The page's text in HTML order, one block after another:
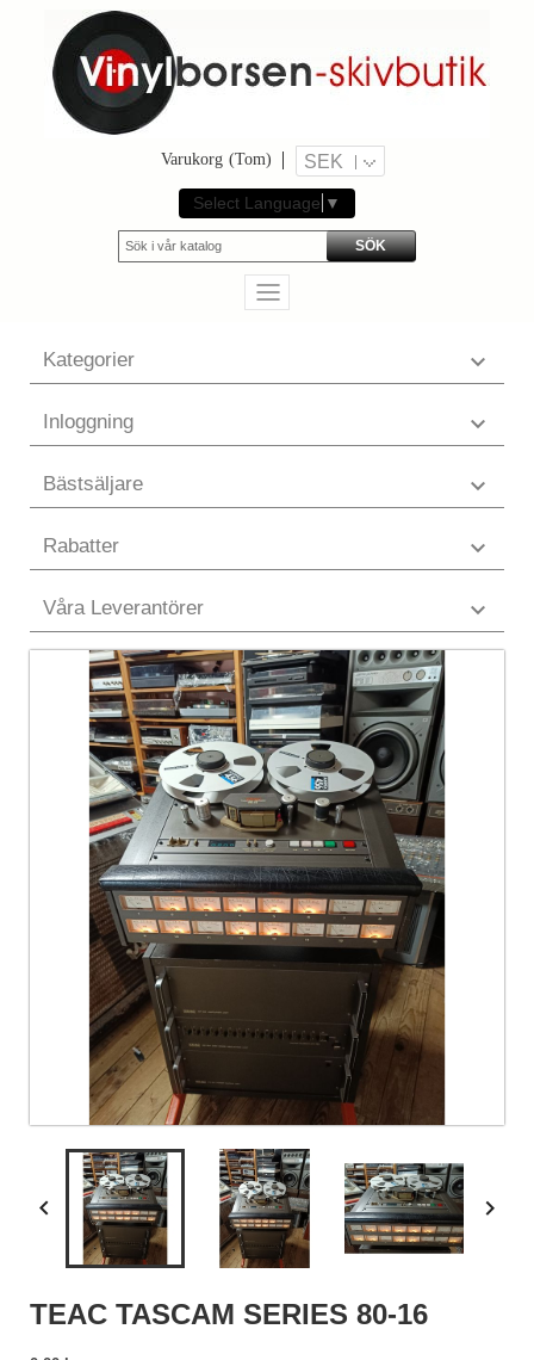
Varukorg (Tom) SEK
Select Language ▼
SÖK
Kategorier 
Inloggning 
Bästsäljare 
Rabatter 
Våra Leverantörer 
 
TEAC TASCAM SERIES 80-16